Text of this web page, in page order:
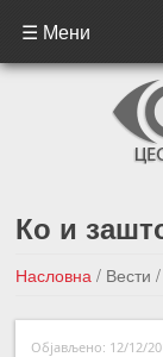
☰ Мени
Ко и
Насловна / Вести/
Објављено: 12/12/